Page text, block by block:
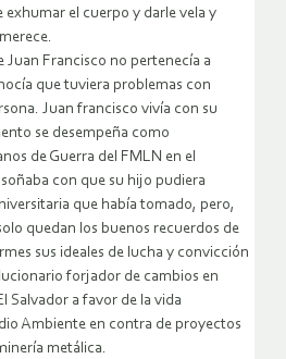
exhumar el cuerpo y darle vela y
Juan Francisco no pertenecía a
que tuviera problemas con
Juan francisco vivía con su
se desempeña como
de Guerra del FMLN en el
con que su hijo pudiera
que había tomado, pero,
quedan los buenos recuerdos de
sus ideales de lucha y convicción
forjador de cambios en
Salvador a favor de la vida
Ambiente en contra de proyectos
metálica.